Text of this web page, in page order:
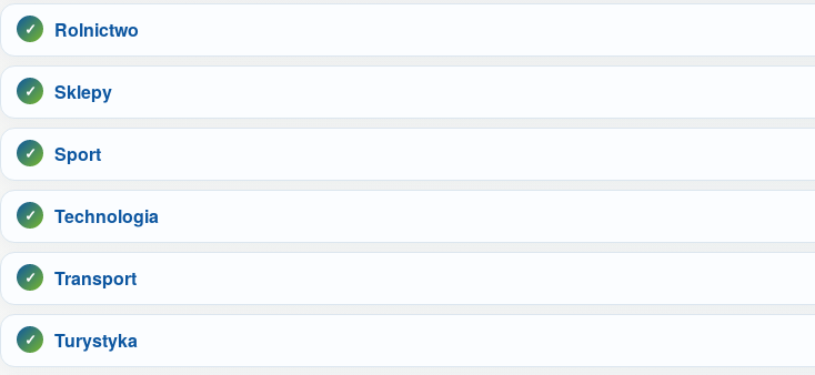
Rolnictwo
Sklepy
Sport
Technologia
Transport
Turystyka